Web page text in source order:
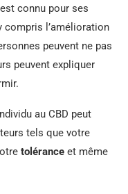
connu pour ses
compris l’amélioration
peuvent ne pas
peuvent expliquer
au CBD peut
tels que votre
tolérance et même